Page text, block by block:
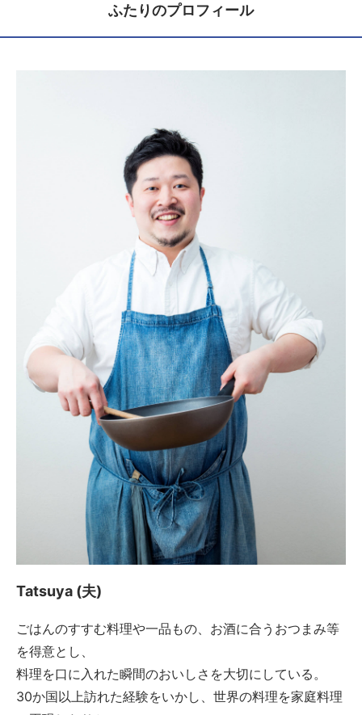
ふたりのプロフィール
Tatsuya (夫)
ごはんのすすむ料理や一品もの、お酒に合うおつまみ等
を得意とし、
料理を口に入れた瞬間のおいしさを大切にしている。
30か国以上訪れた経験をいかし、世界の料理を家庭料理